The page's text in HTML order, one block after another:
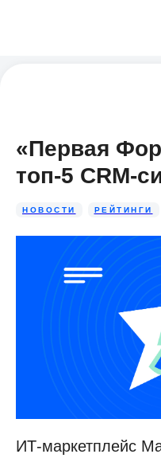
«Первая
топ-5 CRM-
НОВОСТИ РЕЙТИНГИ
ИТ-маркетплейс